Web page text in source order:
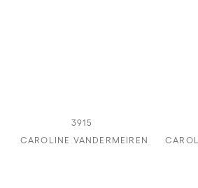
3915
CAROLINE VANDERMEIREN